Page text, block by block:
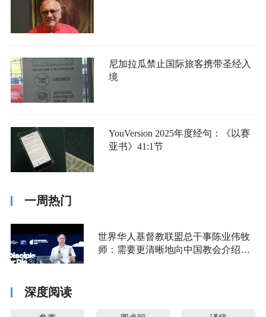
尼加拉瓜禁止国际旅客携带圣经入
境
YouVersion 2025年度经句：《以赛
亚书》41:1节
一周热门
世界华人基督教联盟总干事陈业伟牧
师：需要更清晰地向中国教会介绍福
深度阅读